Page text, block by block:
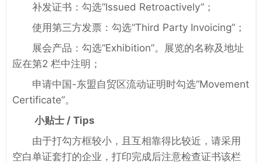
补发证书：勾选“Issued Retroactively”；
使用第三方发票：勾选“Third Party Invoicing”；
展会产品：勾选“Exhibition”。展览的名称及地址
应在第2 栏中注明；
申请中国-东盟自贸区流动证明时勾选“Movement
Certificate”。
小贴士 / Tips
由于打勾方框较小，且互相靠得比较近，请采用
空白单证套打的企业，打印完成后注意检查证书该栏